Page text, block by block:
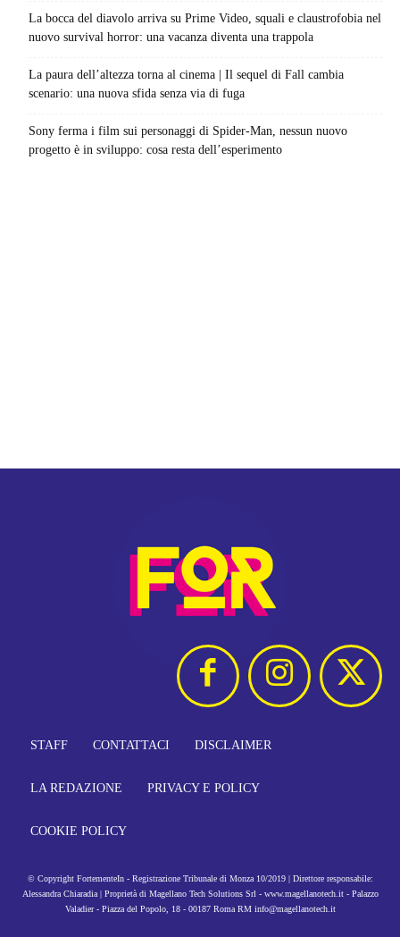
La bocca del diavolo arriva su Prime Video, squali e claustrofobia nel
nuovo survival horror: una vacanza diventa una trappola
La paura dell’altezza torna al cinema | Il sequel di Fall cambia
scenario: una nuova sfida senza via di fuga
Sony ferma i film sui personaggi di Spider-Man, nessun nuovo
progetto è in sviluppo: cosa resta dell’esperimento
STAFF CONTATTACI DISCLAIMER
LA REDAZIONE PRIVACY E POLICY
COOKIE POLICY
© Copyright FortementeIn - Registrazione Tribunale di Monza 10/2019 | Direttore responsabile:
Alessandra Chiaradia | Proprietà di Magellano Tech Solutions Srl - www.magellanotech.it - Palazzo
Valadier - Piazza del Popolo, 18 - 00187 Roma RM info@magellanotech.it